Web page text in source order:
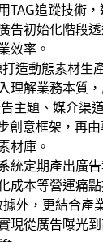
追蹤技術
初始化階段
效率。
造動態素材
理解業務本質
主題、媒介
意框架，再
材庫。
統定期產出廣
成本等營運痛
外，更結合
從廣告曝光